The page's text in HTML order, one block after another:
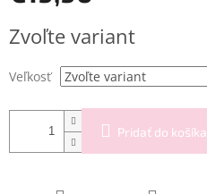
cena:
Zvoľte variant
Veľkosť
Pridať do košíka